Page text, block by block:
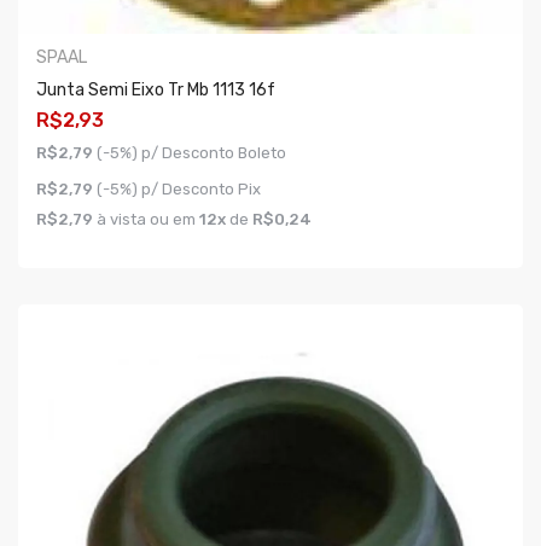
SPAAL
Junta Semi Eixo Tr Mb 1113 16f
R$2,93
R$2,79 (-5%) p/ Desconto Boleto
R$2,79 (-5%) p/ Desconto Pix
R$2,79 à vista ou em 12x de R$0,24